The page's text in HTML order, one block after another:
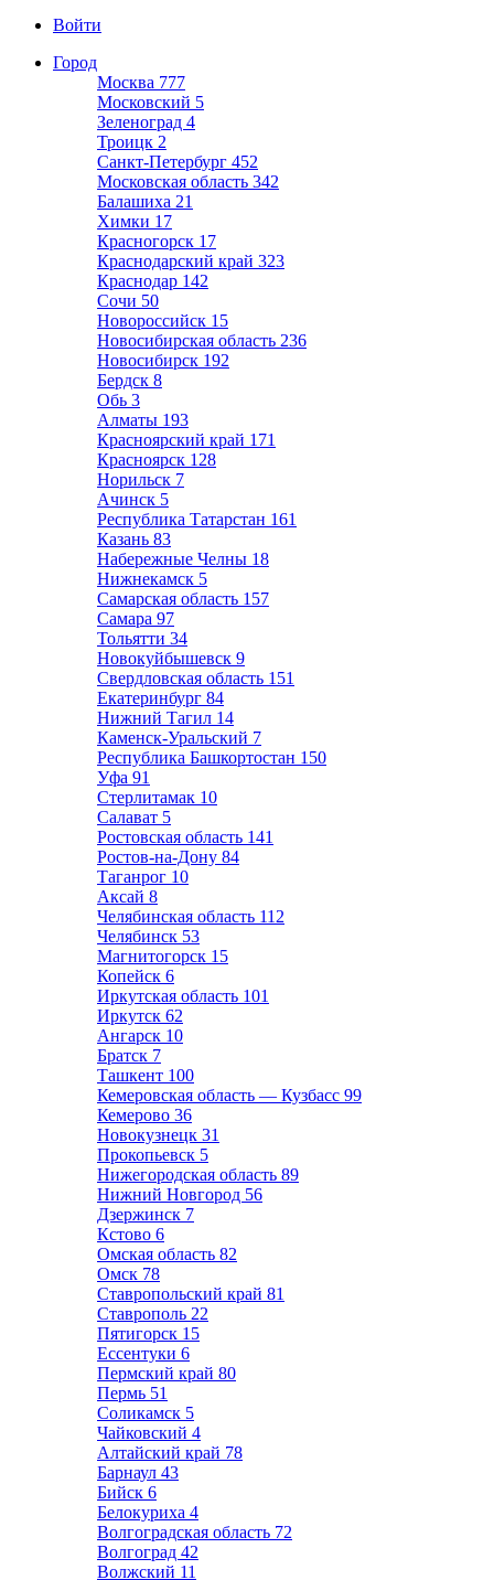
Войти
Город
Москва 777
Московский 5
Зеленоград 4
Троицк 2
Санкт-Петербург 452
Московская область 342
Балашиха 21
Химки 17
Красногорск 17
Краснодарский край 323
Краснодар 142
Сочи 50
Новороссийск 15
Новосибирская область 236
Новосибирск 192
Бердск 8
Обь 3
Алматы 193
Красноярский край 171
Красноярск 128
Норильск 7
Ачинск 5
Республика Татарстан 161
Казань 83
Набережные Челны 18
Нижнекамск 5
Самарская область 157
Самара 97
Тольятти 34
Новокуйбышевск 9
Свердловская область 151
Екатеринбург 84
Нижний Тагил 14
Каменск-Уральский 7
Республика Башкортостан 150
Уфа 91
Стерлитамак 10
Салават 5
Ростовская область 141
Ростов-на-Дону 84
Таганрог 10
Аксай 8
Челябинская область 112
Челябинск 53
Магнитогорск 15
Копейск 6
Иркутская область 101
Иркутск 62
Ангарск 10
Братск 7
Ташкент 100
Кемеровская область — Кузбасс 99
Кемерово 36
Новокузнецк 31
Прокопьевск 5
Нижегородская область 89
Нижний Новгород 56
Дзержинск 7
Кстово 6
Омская область 82
Омск 78
Ставропольский край 81
Ставрополь 22
Пятигорск 15
Ессентуки 6
Пермский край 80
Пермь 51
Соликамск 5
Чайковский 4
Алтайский край 78
Барнаул 43
Бийск 6
Белокуриха 4
Волгоградская область 72
Волгоград 42
Волжский 11